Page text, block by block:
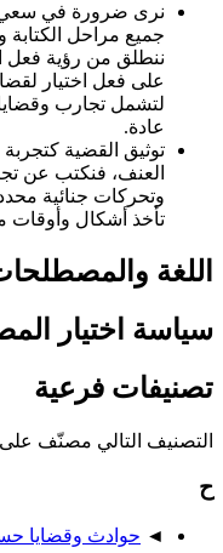
نرى ضرورة في سعي
جميع مراحل الكتابة
ننطلق من رؤية
على فعل اختيار
لتشمل تجارب
عادة.
توثيق القضية
العنف، فنكتب عن
وتحركات جنائية
تأخذ أشكال وأوقات
اللغة
سياسة اختيار
تصنيفات فرعية
التصنيف التالي مصنّف على
ح
◄ حوادث وقضايا